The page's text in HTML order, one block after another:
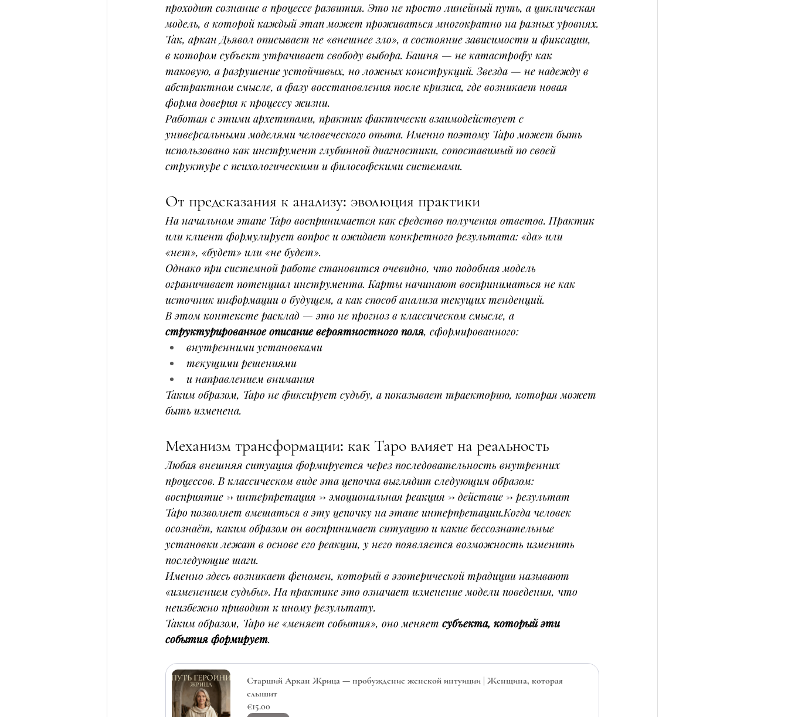
проходит сознание в процессе развития. Это не просто линейный путь, а циклическая
модель, в которой каждый этап может проживаться многократно на разных уровнях.
Так, аркан Дьявол описывает не «внешнее зло», а состояние зависимости и фиксации,
в котором субъект утрачивает свободу выбора. Башня — не катастрофу как
таковую, а разрушение устойчивых, но ложных конструкций. Звезда — не надежду в
абстрактном смысле, а фазу восстановления после кризиса, где возникает новая
форма доверия к процессу жизни.
Работая с этими архетипами, практик фактически взаимодействует с
универсальными моделями человеческого опыта. Именно поэтому Таро может быть
использовано как инструмент глубинной диагностики, сопоставимый по своей
структуре с психологическими и философскими системами.
От предсказания к анализу: эволюция практики
На начальном этапе Таро воспринимается как средство получения ответов. Практик
или клиент формулирует вопрос и ожидает конкретного результата: «да» или
«нет», «будет» или «не будет».
Однако при системной работе становится очевидно, что подобная модель
ограничивает потенциал инструмента. Карты начинают восприниматься не как
источник информации о будущем, а как способ анализа текущих тенденций.
В этом контексте расклад — это не прогноз в классическом смысле, а
структурированное описание вероятностного поля, сформированного:
внутренними установками
текущими решениями
и направлением внимания
Таким образом, Таро не фиксирует судьбу, а показывает траекторию, которая может
быть изменена.
Механизм трансформации: как Таро влияет на реальность
Любая внешняя ситуация формируется через последовательность внутренних
процессов. В классическом виде эта цепочка выглядит следующим образом:
восприятие → интерпретация → эмоциональная реакция → действие → результат
Таро позволяет вмешаться в эту цепочку на этапе интерпретации.Когда человек
осознаёт, каким образом он воспринимает ситуацию и какие бессознательные
установки лежат в основе его реакции, у него появляется возможность изменить
последующие шаги.
Именно здесь возникает феномен, который в эзотерической традиции называют
«изменением судьбы». На практике это означает изменение модели поведения, что
неизбежно приводит к иному результату.
Таким образом, Таро не «меняет события», оно меняет субъекта, который эти
события формирует.
Старший Аркан Жрица — пробуждение женской интуиции | Женщина, которая
слышит
€15.00